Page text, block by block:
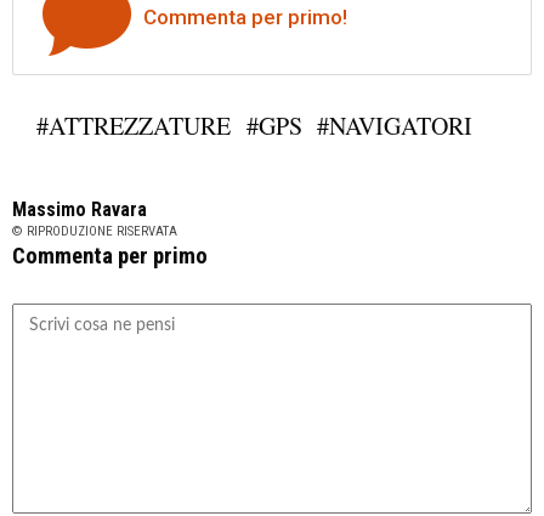
Commenta per primo!
#ATTREZZATURE #GPS #NAVIGATORI
Massimo Ravara
© RIPRODUZIONE RISERVATA
Commenta per primo